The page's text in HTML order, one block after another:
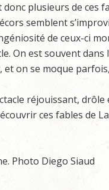
donc plusieurs de ces
semblent
de ceux-ci
On est souvent
et on se moque
réjouissant,
ces fables de
Photo Diego Siaud